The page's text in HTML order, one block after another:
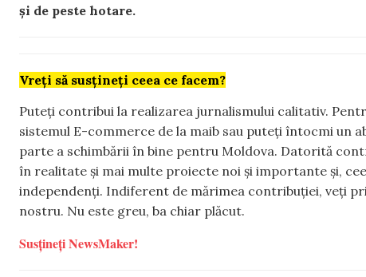
și de peste hotare.
Vreți să susțineți ceea ce facem?
Puteți contribui la realizarea jurnalismului calitativ.
sistemul E-commerce de la maib sau puteți întocmi un
parte a schimbării în bine pentru Moldova. Datorită
în realitate și mai multe proiecte noi și importante și,
independenți. Indiferent de mărimea contribuției, veți
nostru. Nu este greu, ba chiar plăcut.
Susțineți NewsMaker!